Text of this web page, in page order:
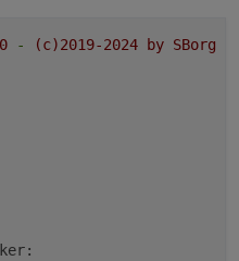
und die Fragen
- (c)2019-2024 by SBorg